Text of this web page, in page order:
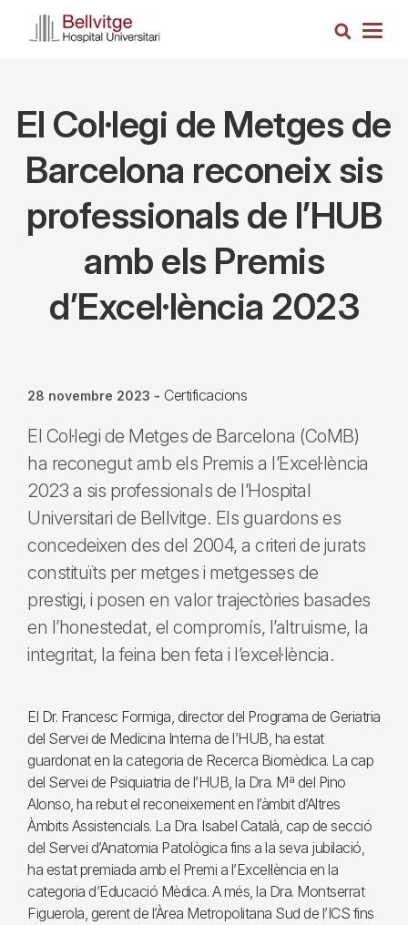
Cerca
El Col·legi de Metges de
Barcelona reconeix sis
professionals de l’HUB
amb els Premis
d’Excel·lència 2023
28 novembre 2023 - Certificacions
El Col·legi de Metges de Barcelona (CoMB)
ha reconegut amb els Premis a l’Excel·lència
2023 a sis professionals de l’Hospital
Universitari de Bellvitge. Els guardons es
concedeixen des del 2004, a criteri de jurats
constituïts per metges i metgesses de
prestigi, i posen en valor trajectòries basades
en l’honestedat, el compromís, l’altruisme, la
integritat, la feina ben feta i l’excel·lència.
El Dr. Francesc Formiga, director del Programa de Geriatria
del Servei de Medicina Interna de l’HUB, ha estat
guardonat en la categoria de Recerca Biomèdica. La cap
del Servei de Psiquiatria de l’HUB, la Dra. Mª del Pino
Alonso, ha rebut el reconeixement en l’àmbit d’Altres
Àmbits Assistencials. La Dra. Isabel Català, cap de secció
del Servei d’Anatomia Patològica fins a la seva jubilació,
ha estat premiada amb el Premi a l’Excel·lència en la
categoria d’Educació Mèdica. A més, la Dra. Montserrat
Figuerola, gerent de l’Àrea Metropolitana Sud de l’ICS fins